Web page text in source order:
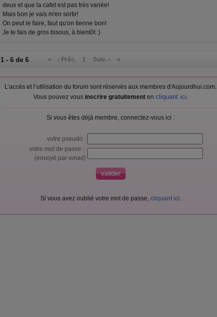
deux et que la cafet est pas très variée!
Mais bon je vais m'en sortir!
On peut le faire, faut qu'on tienne bon!
Je te fais de gros bisous, à bientôt :)
1 - 6 de 6 « ‹ Préc. 1 Suiv. › »
L’accès et l’utilisation du forum sont réservés aux membres d'Aujourdhui.com.
Vous pouvez vous inscrire gratuitementen cliquant ici.
Si vous êtes déjà membre, connectez-vous ici :
votre pseudo :
votre mot de passe :
(envoyé par email)
Si vous avez oublié votre mot de passe, cliquant ici.